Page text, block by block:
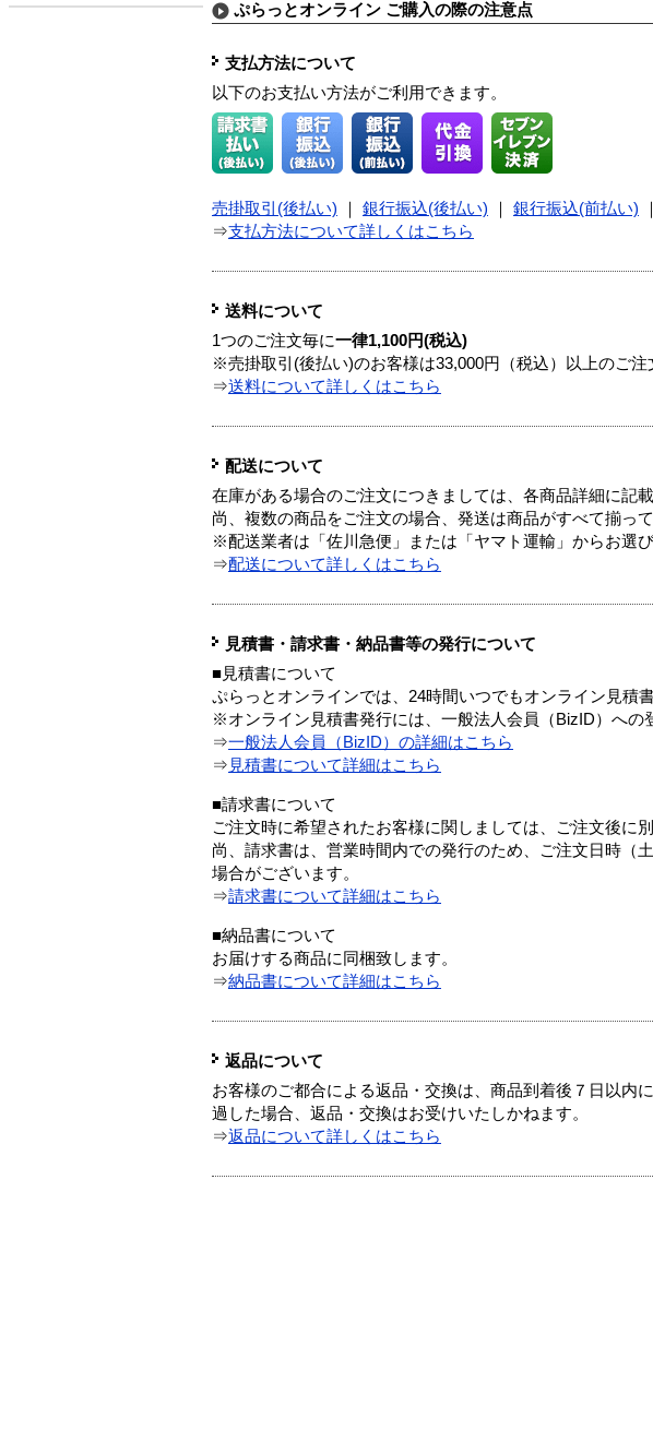
ぷらっとオンライン ご購入の際の注意点
支払方法について
以下のお支払い方法がご利用できます。
売掛取引(後払い) 銀行振込(後払い) 銀行振込(前払い)
⇒支払方法について詳しくはこちら
送料について
1つのご注文毎に一律1,100円(税込)
※売掛取引(後払い)のお客様は33,000円（税込）以上のご注
⇒送料について詳しくはこちら
配送について
在庫がある場合のご注文につきましては、各商品詳細に記
尚、複数の商品をご注文の場合、発送は商品がすべて揃っ
※配送業者は「佐川急便」または「ヤマト運輸」からお選
⇒配送について詳しくはこちら
見積書・請求書・納品書等の発行について
■見積書について
ぷらっとオンラインでは、24時間いつでもオンライン見積
※オンライン見積書発行には、一般法人会員（BizID）への
⇒一般法人会員（BizID）の詳細はこちら
⇒ 見積書について詳細はこちら
■請求書について
ご注文時に希望されたお客様に関しましては、ご注文後に
尚、請求書は、営業時間内での発行のため、ご注文日時（
場合がございます。
⇒請求書について詳細はこちら
■納品書について
お届けする商品に同梱致します。
⇒納品書について詳細はこちら
返品について
お客様のご都合による返品・交換は、商品到着後７日以内
過した場合、返品・交換はお受けいたしかねます。
⇒返品について詳しくはこちら